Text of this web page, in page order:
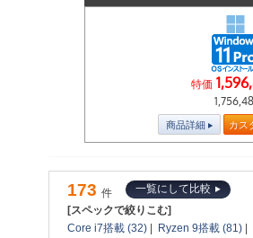
特価
商品詳細 カス
173 件
一覧にして比較
[スペックで絞りこむ]
Core i7搭載 (32)
Ryzen 9搭載 (81)